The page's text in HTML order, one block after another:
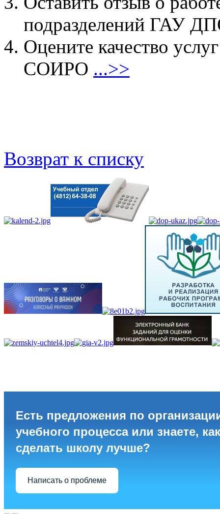
подразделений ГАУ
Оцените качество
СОИРО ...>>
Возврат к списку
Есть предложения по
учебного процесса или знаете, как
сделать школу лучше?
Написать о проблеме